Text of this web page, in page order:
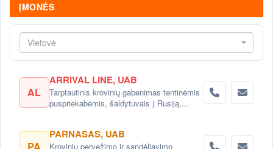
ĮMONĖS
Vietovė
AL
ARRIVAL LINE, UAB
Tarptautinis krovinių gabenimas tentinėmis
puspriekabėmis, šaldytuvais į Rusiją,
PA
PARNASAS, UAB
Krovinių pervežimo ir sandėliavimo